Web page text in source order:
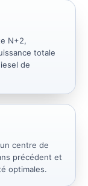
N+2,
totale
de
centre de
précédent et
optimales.